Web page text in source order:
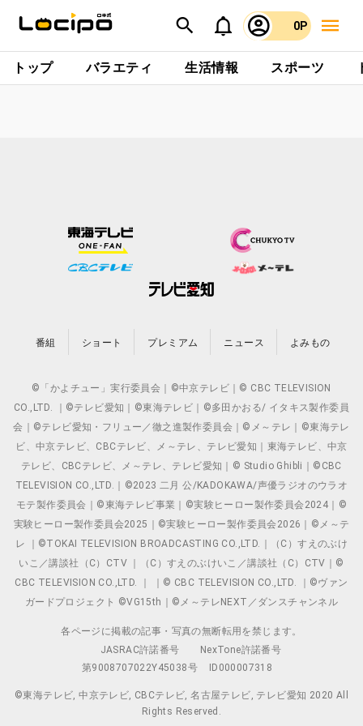
0P
トップ バラエティ 生活情報 スポーツ
番組 ショート プレミアム ニュース よみもの
©「かよチュー」実行委員会｜©中京テレビ｜© CBC TELEVISION
CO.,LTD. ｜©テレビ愛知｜©東海テレビ｜©多田かおる/ イタキス製作委員
会｜©テレビ愛知・フリュー／徹之進製作委員会｜©メ～テレ｜©東海テレ
ビ、中京テレビ、CBCテレビ、メ～テレ、テレビ愛知｜東海テレビ、中京
テレビ、CBCテレビ、メ～テレ、テレビ愛知｜© Studio Ghibli｜©CBC
TELEVISION CO.,LTD.｜©2023 二月 公/KADOKAWA/声優ラジオのウラオ
モテ製作委員会｜©東海テレビ事業｜©実験ヒーロー製作委員会2024｜©
実験ヒーロー製作委員会2025｜©実験ヒーロー製作委員会2026｜©メ～テ
レ ｜©TOKAI TELEVISION BROADCASTING CO.,LTD.｜（C）すえのぶけ
いこ／講談社（C）CTV ｜（C）すえのぶけいこ／講談社（C）CTV｜©
CBC TELEVISION CO.,LTD. ｜ ｜© CBC TELEVISION CO.,LTD. ｜©ヴァン
ガードプロジェクト ©VG15th｜©メ～テレNEXT／ダンスチャンネル
各ページに掲載の記事・写真の無断転用を禁じます。
JASRAC許諾番号
NexTone許諾番号
第9008707022Y45038号
ID000007318
©東海テレビ, 中京テレビ, CBCテレビ, 名古屋テレビ, テレビ愛知 2020 All
Rights Reserved.